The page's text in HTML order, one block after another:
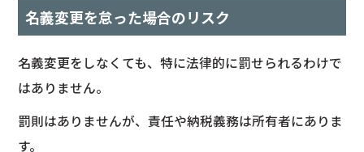
名義変更を怠った場合のリスク
名義変更をしなくても、特に法律的に罰せられるわけで
はありません。
罰則はありませんが、責任や納税義務は所有者にありま
す。